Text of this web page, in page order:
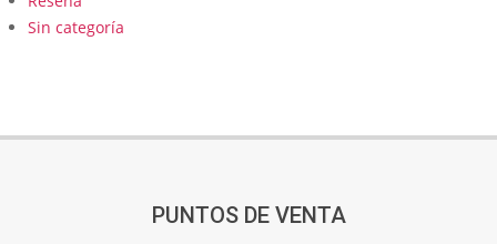
Sin categoría
PUNTOS DE VENTA